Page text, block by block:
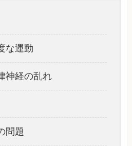
な運動
神経の乱れ
問題